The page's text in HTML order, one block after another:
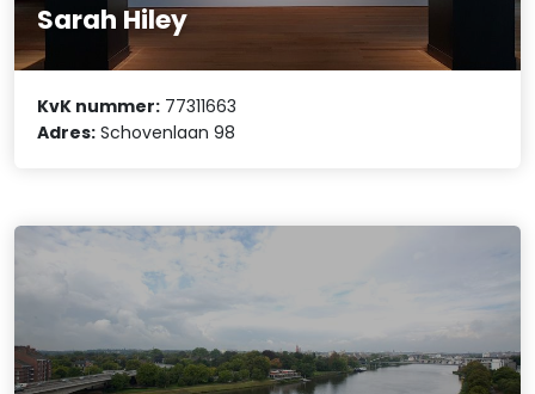
Sarah Hiley
KvK nummer: 77311663
Adres: Schovenlaan 98